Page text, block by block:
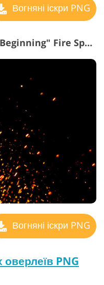
Вогняні іскри PNG
Прозорий PNG #30 "New Beginning" Fire Sparks
Вогняні іскри PNG
PNG